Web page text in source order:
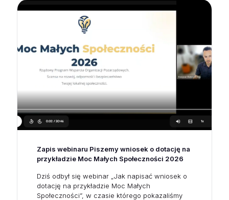
Zapis webinaru Piszemy wniosek o dotację na
przykładzie Moc Małych Społeczności 2026
Dziś odbył się webinar „Jak napisać wniosek o
dotację na przykładzie Moc Małych
Społeczności”, w czasie którego pokazaliśmy